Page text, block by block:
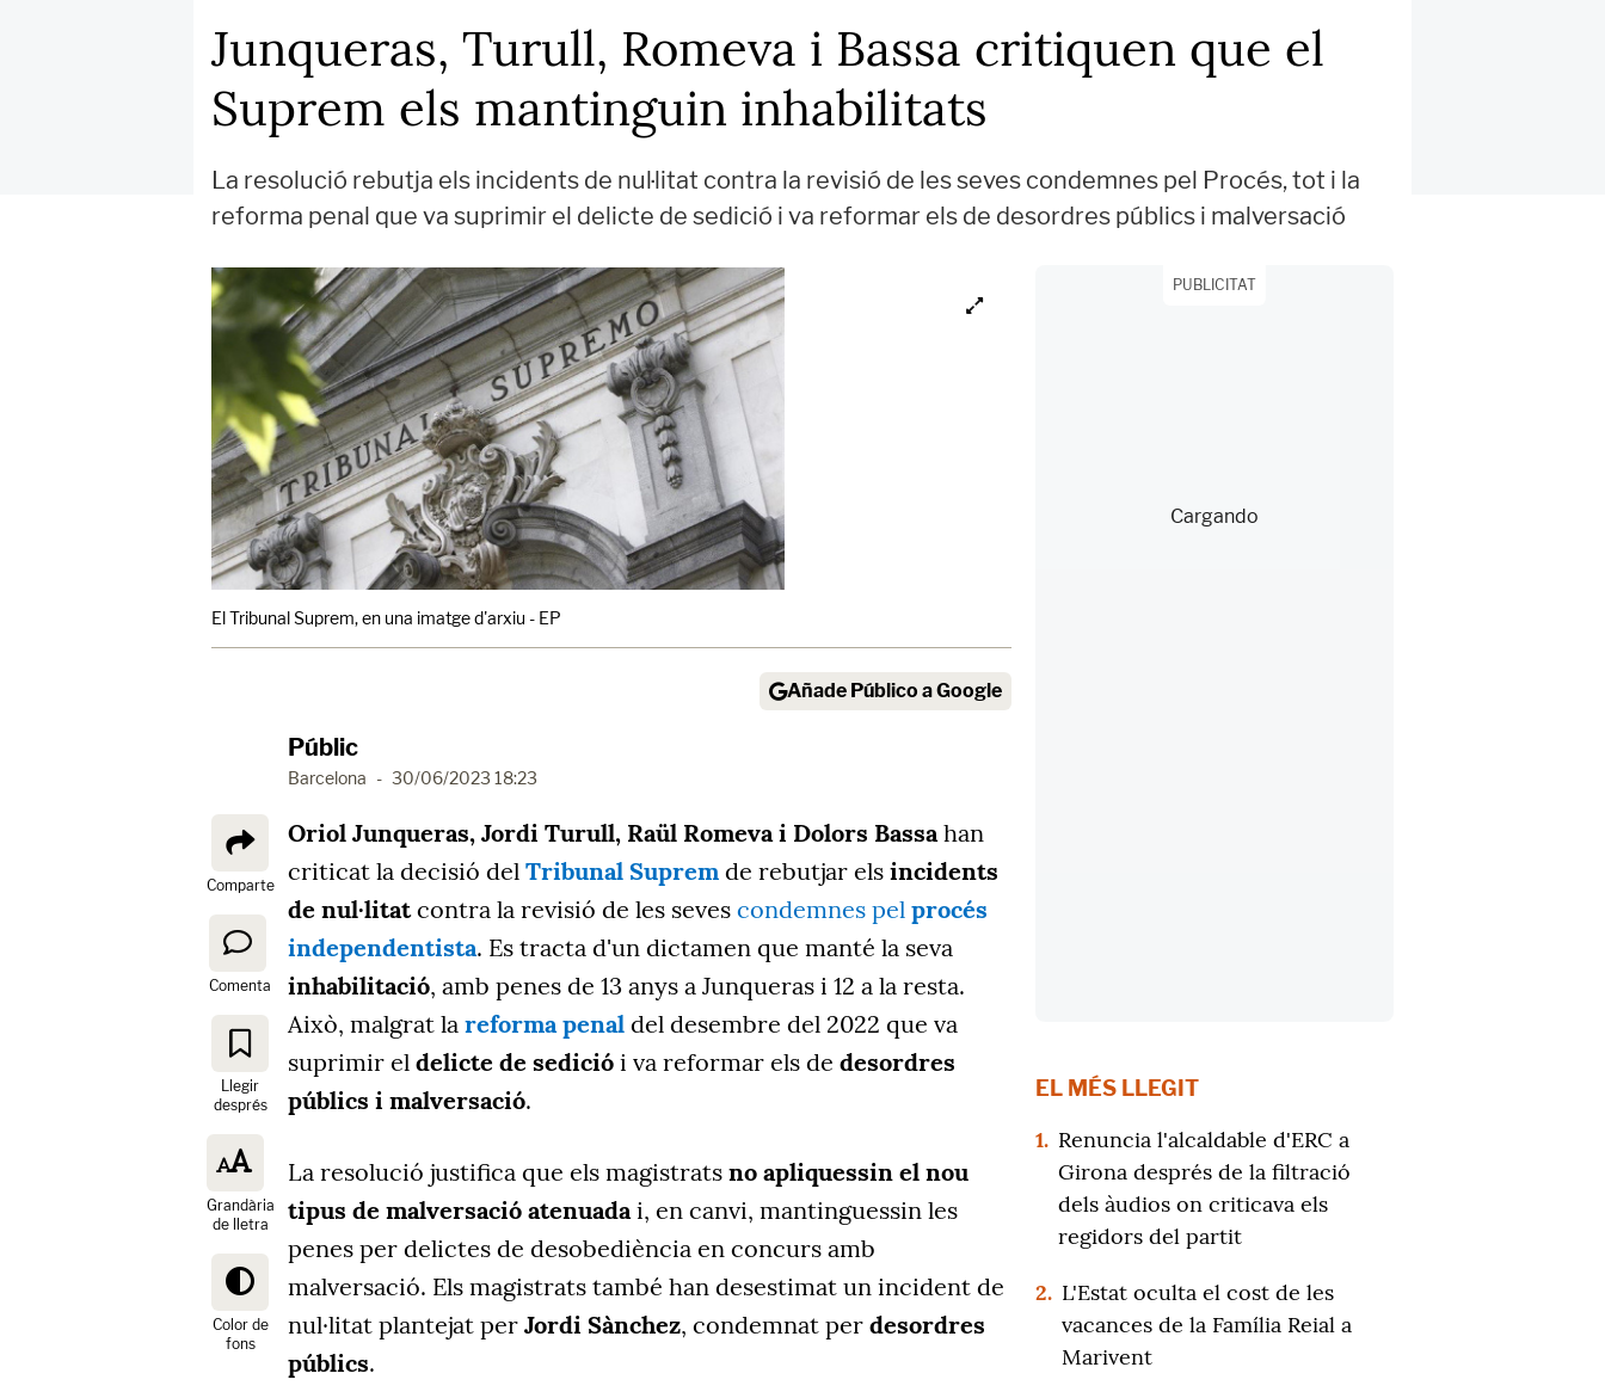
Junqueras, Turull, Romeva i Bassa critiquen que el
Suprem els mantinguin inhabilitats
La resolució rebutja els incidents de nul·litat contra la revisió de les seves condemnes pel Procés, tot i la
reforma penal que va suprimir el delicte de sedició i va reformar els de desordres públics i malversació
El Tribunal Suprem, en una imatge d'arxiu - EP
Añade Público a Google
Públic
Barcelona - 30/06/2023 18:23
Comparte
Comenta
Llegir
després
Grandària
de lletra
Color de
fons
Oriol Junqueras, Jordi Turull, Raül Romeva i Dolors Bassahan
criticat la decisió del Tribunal Suprem de rebutjar els incidents
de nul·litatcontra la revisió de les seves condemnes pel procés
independentista. Es tracta d'un dictamen que manté la seva
inhabilitació, amb penes de 13 anys a Junqueras i 12 a la resta.
Això, malgrat la reforma penal del desembre del 2022 que va
suprimir el delicte de sedició i va reformar els de desordres
públics i malversació.
La resolució justifica que els magistrats no apliquessin el nou
tipus de malversació atenuadai, en canvi, mantinguessin les
penes per delictes de desobediència en concurs amb
malversació. Els magistrats també han desestimat un incident de
nul·litat plantejat per Jordi Sànchez, condemnat per desordres
públics.
PUBLICITAT
EL MÉS LLEGIT
1. Renuncia l'alcaldable d'ERC a
Girona després de la filtració
dels àudios on criticava els
regidors del partit
2. L'Estat oculta el cost de les
vacances de la Família Reial a
Marivent